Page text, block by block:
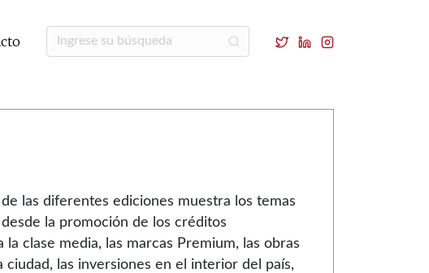
las diferentes ediciones muestra los temas
la promoción de los créditos
la clase media, las marcas Premium, las obras
las inversiones en el interior del país,